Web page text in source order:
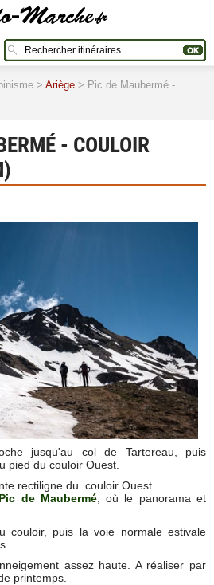
> Ariège > Pic de Maubermé -
- COULOIR
jusqu'au col de Tartereau, puis
pied du couloir Ouest.
rectiligne du couloir Ouest.
Pic de Maubermé, où le panorama et
couloir, puis la voie normale estivale
assez haute. A réaliser par
printemps.